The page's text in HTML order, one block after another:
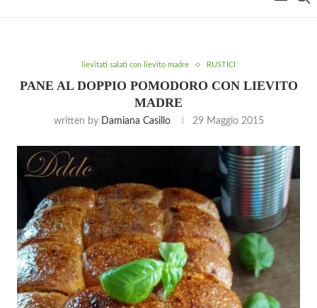
lievitati salati con lievito madre RUSTICI
PANE AL DOPPIO POMODORO CON LIEVITO
MADRE
written by Damiana Casillo 29 Maggio 2015